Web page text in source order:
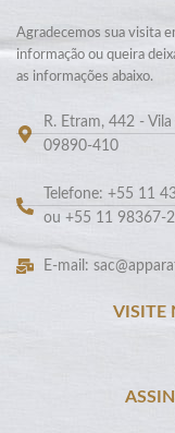
Agradecemos sua visita
informação ou queira
as informações abaixo.
R. Etram, 442 -
09890-410
Telefone: +55 11
ou +55 11 98367-
E-mail:
VISITE